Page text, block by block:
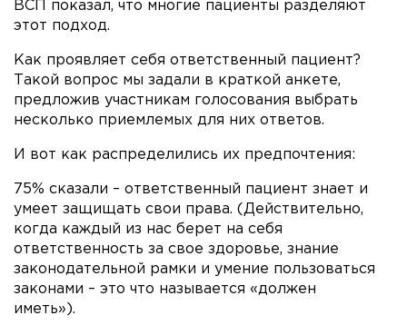
ВСП показал, что многие пациенты разделяют
этот подход.
Как проявляет себя ответственный пациент?
Такой вопрос мы задали в краткой анкете,
предложив участникам голосования выбрать
несколько приемлемых для них ответов.
И вот как распределились их предпочтения:
75% сказали – ответственный пациент знает и
умеет защищать свои права. (Действительно,
когда каждый из нас берет на себя
ответственность за свое здоровье, знание
законодательной рамки и умение пользоваться
законами – это что называется «должен
иметь»).